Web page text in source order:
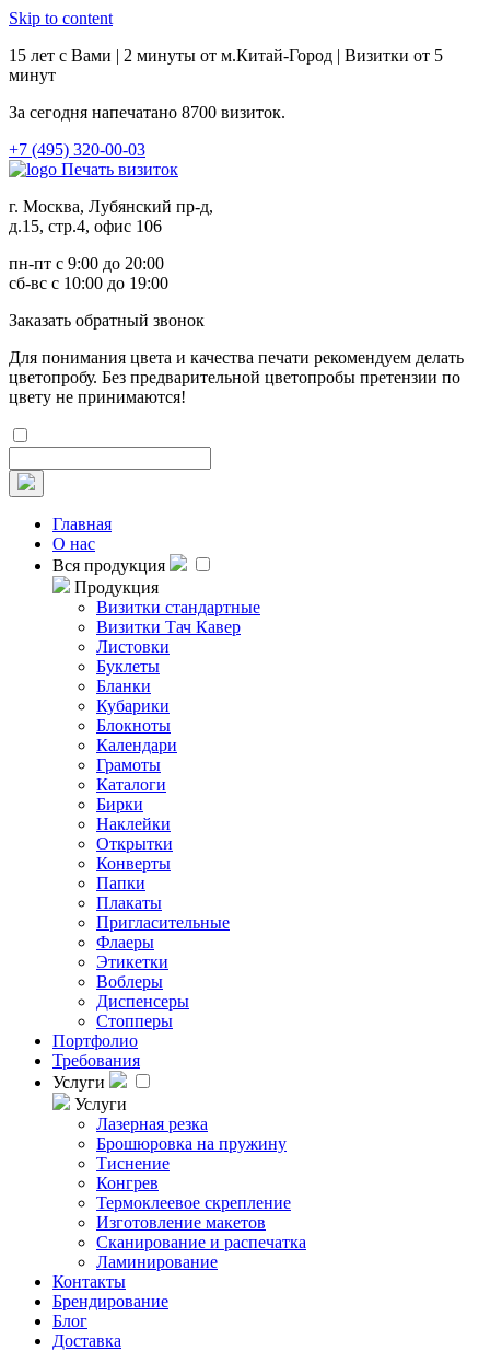
Skip to content
15 лет с Вами | 2 минуты от м.Китай-Город | Визитки от 5
минут
За сегодня напечатано 8700 визиток.
+7 (495) 320-00-03
Печать визиток
г. Москва, Лубянский пр-д,
д.15, стр.4, офис 106
пн-пт с 9:00 до 20:00
сб-вс с 10:00 до 19:00
Заказать обратный звонок
Для понимания цвета и качества печати рекомендуем делать
цветопробу. Без предварительной цветопробы претензии по
цвету не принимаются!
Главная
О нас
Вся продукция
Продукция
Визитки стандартные
Визитки Тач Кавер
Листовки
Буклеты
Бланки
Кубарики
Блокноты
Календари
Грамоты
Каталоги
Бирки
Наклейки
Открытки
Конверты
Папки
Плакаты
Пригласительные
Флаеры
Этикетки
Воблеры
Диспенсеры
Стопперы
Портфолио
Требования
Услуги
Услуги
Лазерная резка
Брошюровка на пружину
Тиснение
Конгрев
Термоклеевое скрепление
Изготовление макетов
Сканирование и распечатка
Ламинирование
Контакты
Брендирование
Блог
Доставка